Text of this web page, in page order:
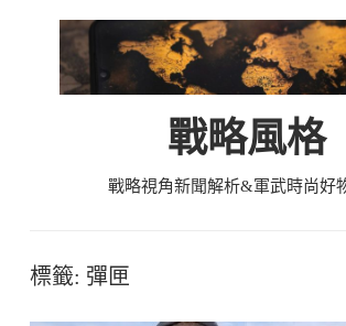
戰略風格
戰略視角新聞解析&軍武時尚好
標籤: 彈匣